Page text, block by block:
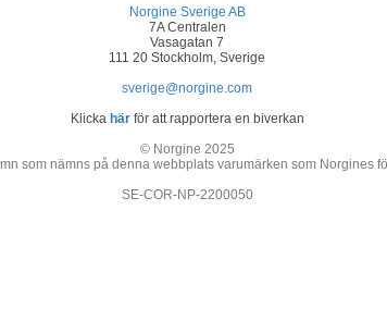
Norgine Sverige AB
7A Centralen
Vasagatan 7
111 20 Stockholm, Sverige
sverige@norgine.com
Klicka härför att rapportera en biverkan
© Norgine 2025
som nämns på denna webbplats varumärken som Norgines
SE-COR-NP-2200050